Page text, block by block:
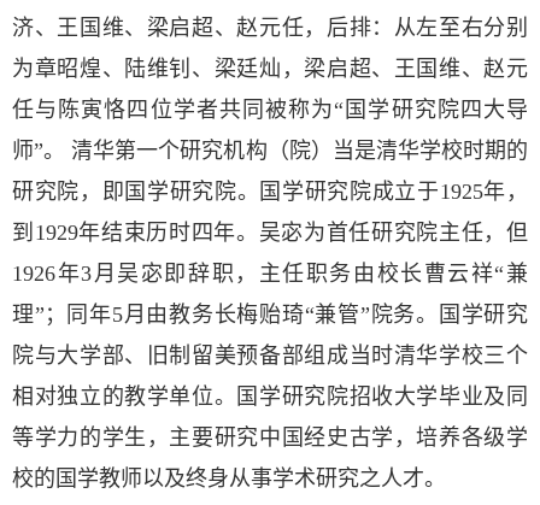
济、王国维、梁启超、赵元任，后排：从左至右分别
为章昭煌、陆维钊、梁廷灿，梁启超、王国维、赵元
任与陈寅恪四位学者共同被称为“国学研究院四大导
师”。 清华第一个研究机构（院）当是清华学校时期的
研究院，即国学研究院。国学研究院成立于1925年，
到1929年结束历时四年。吴宓为首任研究院主任，但
1926年3月吴宓即辞职，主任职务由校长曹云祥“兼
理”；同年5月由教务长梅贻琦“兼管”院务。国学研究
院与大学部、旧制留美预备部组成当时清华学校三个
相对独立的教学单位。国学研究院招收大学毕业及同
等学力的学生，主要研究中国经史古学，培养各级学
校的国学教师以及终身从事学术研究之人才。